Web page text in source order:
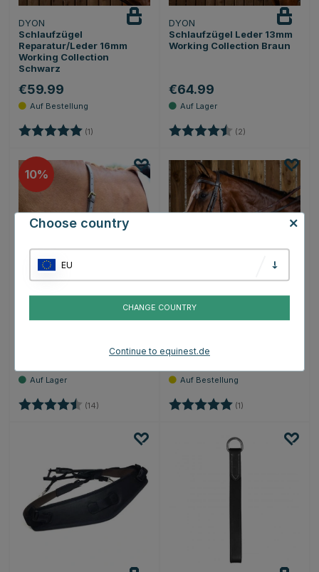
DYON
Schlaufzügel
Reparatur/Leder 16mm
Working Collection
Schwarz
€59.99
Bewertung: (1)
DYON
Schlaufzügel Leder 13mm
Working Collection Braun
€64.99
Bewertung: (2)
10
Hilfszügel Nackenstück
Bewertung: (14) 4.7 von 5 Sternen
DYON
Schlaufzügel
Bewertung: (1)
Choose country
EU
CHANGE COUNTRY
Continue to equinest.de